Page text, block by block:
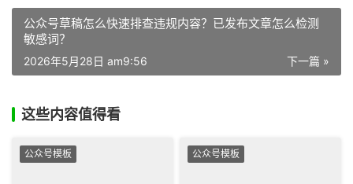
公众号草稿怎么快速排查违规内容？已发布文章怎么检测
敏感词？
下一篇 »
2026年5月28日 am9:56
这些内容值得看
公众号模板 公众号模板